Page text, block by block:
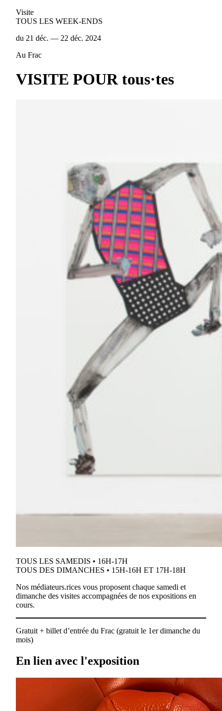
Visite
TOUS LES WEEK-ENDS
du 21 déc. — 22 déc. 2024
Au Frac
VISITE POUR tous·tes
TOUS LES SAMEDIS • 16H-17H
TOUS DES DIMANCHES • 15H-16H ET 17H-18H
Nos médiateurs.rices vous proposent chaque samedi et
dimanche des visites accompagnées de nos expositions en
cours.
Gratuit + billet d’entrée du Frac (gratuit le 1er dimanche du
mois)
En lien avec l'exposition